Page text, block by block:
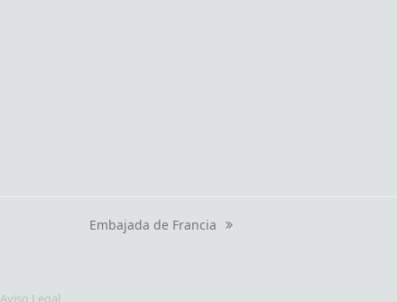
next
Embajada de Francia
Aviso Legal